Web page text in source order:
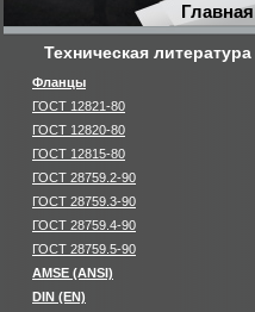
Главная
Техническая литература
Фланцы
ГОСТ 12821-80
ГОСТ 12820-80
ГОСТ 12815-80
ГОСТ 28759.2-90
ГОСТ 28759.3-90
ГОСТ 28759.4-90
ГОСТ 28759.5-90
AMSE (ANSI)
DIN (EN)